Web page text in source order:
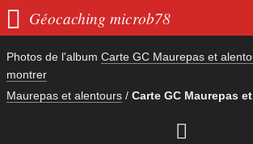
 Géocaching microb78
Photos de l'album Carte GC Maurepas et
montrer
Maurepas et alentours / Carte GC Maurepas
